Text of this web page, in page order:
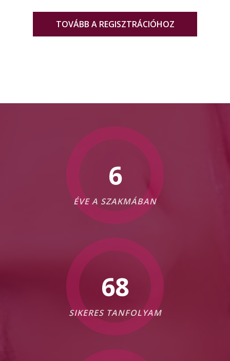
TOVÁBB A REGISZTRÁCIÓHOZ
8
ÉVE A SZAKMÁBAN
81
SIKERES TANFOLYAM